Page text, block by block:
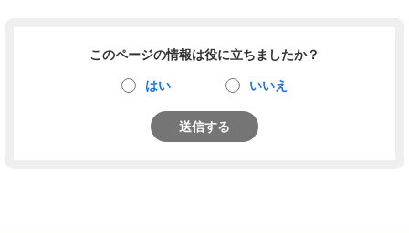
このページの情報は役に立ちましたか？
はい いいえ
送信する